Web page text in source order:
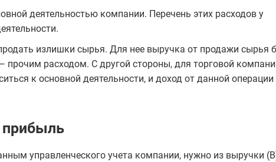
деятельностью компании. Перечень этих расходов у
излишки сырья. Для нее выручка от продажи сырья
прочим расходом. С другой стороны, для торговой
к основной деятельности, и доход от данной операции
прибыль
управленческого учета компании, нужно из выручки